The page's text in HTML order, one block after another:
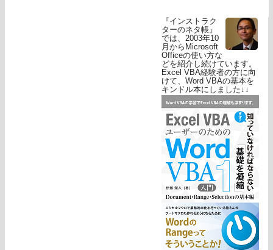
『インストラク
ターのネタ帳』
では、2003年10
月からMicrosoft
Officeの使い方な
どを紹介し続けています。
Excel VBA経験者の方に向
けて、Word VBAの基本を
キンドル本にしました↓↓